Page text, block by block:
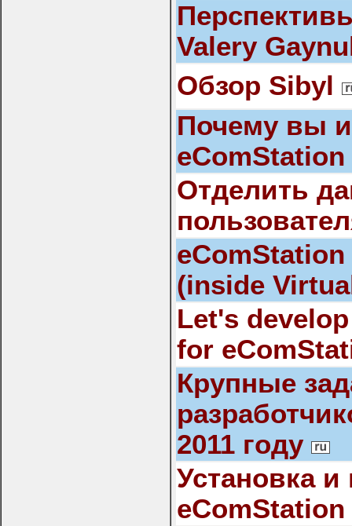
Valery
Обзор Sibyl
Почему вы
eComStation
Отделить
(inside
Let's
for
Крупные
2011 году
Установка и
eComStation